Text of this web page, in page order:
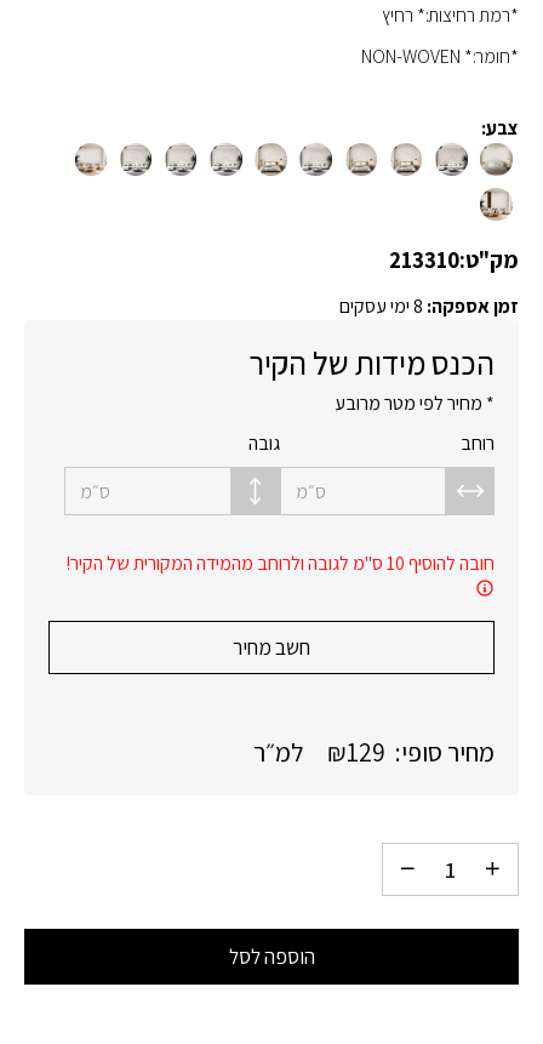
*רמת רחיצות:* רחיץ
*חומר:* NON-WOVEN
צבע:
מק"ט:213310
זמן אספקה: 8 ימי עסקים
הכנס מידות של הקיר
* מחיר לפי מטר מרובע
רוחב
ס״מ
גובה
ס״מ
חובה להוסיף 10 ס"מ לגובה ולרוחב מהמידה המקורית של הקיר!
חשב מחיר
מחיר סופי: ₪129 למ״ר
הוספה לסל